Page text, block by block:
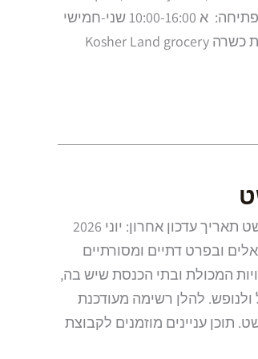
1074 🪑הזמנת מקום: 🛵 קניה אונליין שעות פתיחה: א 10:00-16:00 שני-חמישי
אוכל כשר, מסעדות ומאפיות כשרות בבודפשט תאריך עדכון אחרון: יוני 2026
ובפרט דתיים ומסורתיים
המכולת ובתי הכנסת שיש בה,
להלן רשימה מעודכנת
עניינים מוזמנים לקבוצת